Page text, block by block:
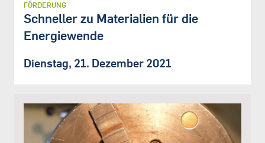
FÖRDERUNG
Schneller zu Materialien für die
Energiewende
Dienstag, 21. Dezember 2021